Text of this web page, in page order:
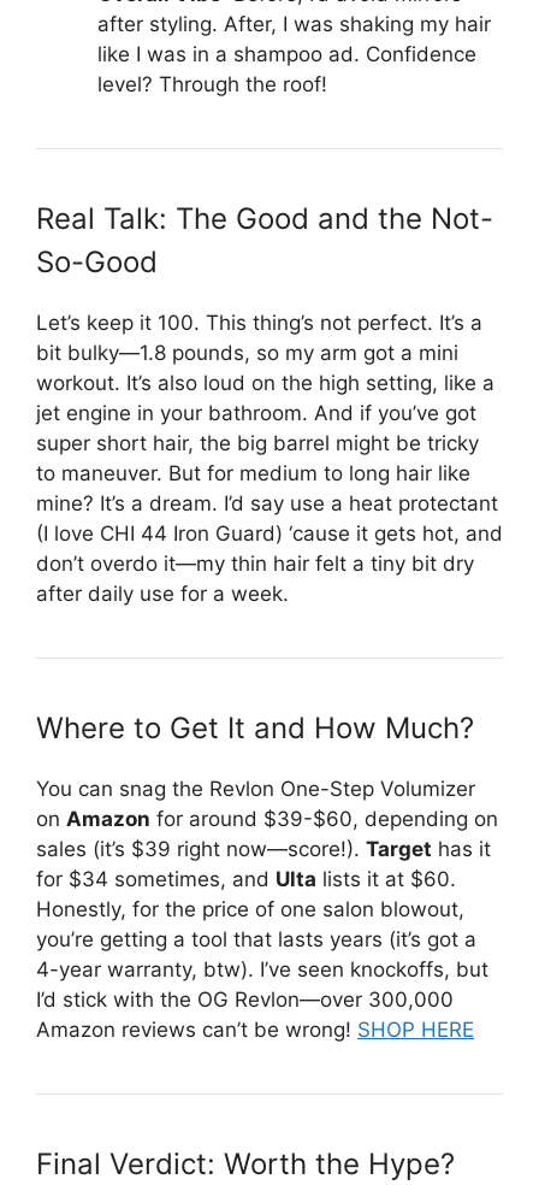
after styling. After, I was shaking my hair
like I was in a shampoo ad. Confidence
level? Through the roof!
Real Talk: The Good and the Not-
So-Good
Let’s keep it 100. This thing’s not perfect. It’s a
bit bulky—1.8 pounds, so my arm got a mini
workout. It’s also loud on the high setting, like a
jet engine in your bathroom. And if you’ve got
super short hair, the big barrel might be tricky
to maneuver. But for medium to long hair like
mine? It’s a dream. I’d say use a heat protectant
(I love CHI 44 Iron Guard) ‘cause it gets hot, and
don’t overdo it—my thin hair felt a tiny bit dry
after daily use for a week.
Where to Get It and How Much?
You can snag the Revlon One-Step Volumizer
on Amazon for around $39-$60, depending on
sales (it’s $39 right now—score!). Target has it
for $34 sometimes, and Ulta lists it at $60.
Honestly, for the price of one salon blowout,
you’re getting a tool that lasts years (it’s got a
4-year warranty, btw). I’ve seen knockoffs, but
I’d stick with the OG Revlon—over 300,000
Amazon reviews can’t be wrong! SHOP HERE
Final Verdict: Worth the Hype?